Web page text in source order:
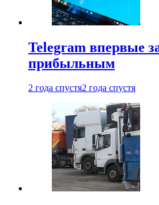
Telegram впервые
прибыльным
2 года спустя2 года спустя